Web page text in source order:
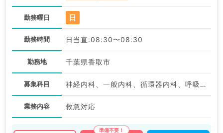
勤務曜日 日
勤務時間 日当直:08:30〜08:30
勤務地 千葉県香取市
募集科目 神経内科、一般内科、循環器内科、呼吸器内科、消化器内科、内分泌・代謝内科、腎臓内科、老年内科、血液内科、膠原病科
業務内容 救急対応